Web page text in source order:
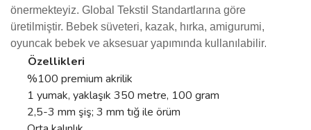
önermekteyiz. Global Tekstil Standartlarına göre
üretilmiştir. Bebek süveteri, kazak, hırka, amigurumi,
oyuncak bebek ve aksesuar yapımında kullanılabilir.
Özellikleri
%100 premium akrilik
1 yumak, yaklaşık 350 metre, 100 gram
2,5-3 mm şiş; 3 mm tığ ile örüm